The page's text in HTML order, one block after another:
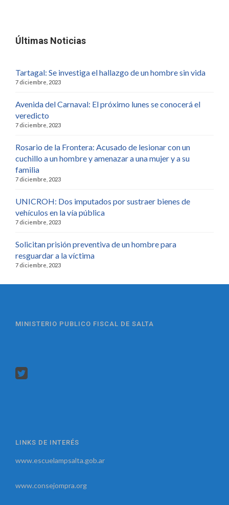
Últimas Noticias
Tartagal: Se investiga el hallazgo de un hombre sin vida
7 diciembre, 2023
Avenida del Carnaval: El próximo lunes se conocerá el
veredicto
7 diciembre, 2023
Rosario de la Frontera: Acusado de lesionar con un
cuchillo a un hombre y amenazar a una mujer y a su
familia
7 diciembre, 2023
UNICROH: Dos imputados por sustraer bienes de
vehículos en la vía pública
7 diciembre, 2023
Solicitan prisión preventiva de un hombre para
resguardar a la víctima
7 diciembre, 2023
MINISTERIO PUBLICO FISCAL DE SALTA
LINKS DE INTERÉS
www.escuelampsalta.gob.ar
www.consejompra.org